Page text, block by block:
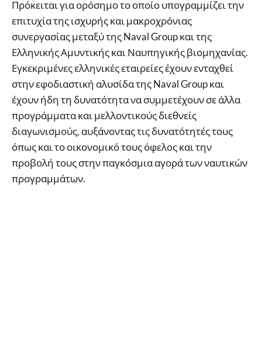
Πρόκειται για ορόσημο το οποίο υπογραμμίζει την
επιτυχία της ισχυρής και μακροχρόνιας
συνεργασίας μεταξύ της Naval Group και της
Ελληνικής Αμυντικής και Ναυπηγικής βιομηχανίας.
Εγκεκριμένες ελληνικές εταιρείες έχουν ενταχθεί
στην εφοδιαστική αλυσίδα της Naval Group και
έχουν ήδη τη δυνατότητα να συμμετέχουν σε άλλα
προγράμματα και μελλοντικούς διεθνείς
διαγωνισμούς, αυξάνοντας τις δυνατότητές τους
όπως και το οικονομικό τους όφελος και την
προβολή τους στην παγκόσμια αγορά των ναυτικών
προγραμμάτων.